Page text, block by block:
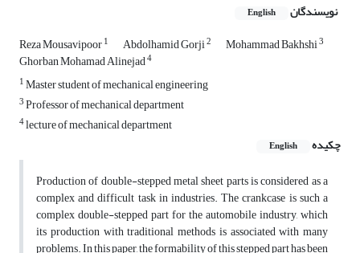
نویسندگان English
Reza Mousavipoor1 Abdolhamid Gorji2 Mohammad Bakhshi3
Ghorban Mohamad Alinejad4
1Master student of mechanical engineering
3Professor of mechanical department
4lecture of mechanical department
چکیده
English
Production of double-stepped metal sheet parts is considered as a
complex and difficult task in industries. The crankcase is such a
complex double-stepped part for the automobile industry, which
its production with traditional methods is associated with many